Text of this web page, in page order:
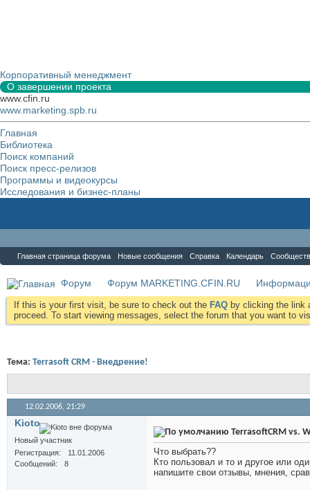
Корпоративный менеджмент
О завершении проекта
www.cfin.ru
www.marketing.spb.ru
Главная
Библиотека
Поиск компаний
Поиск пресс-релизов
Программы и видеокурсы
Исследования и бизнес-планы
Главная страница форума Новые сообщения Справка Календарь
Форум Форум MARKETING.CFIN.RU
If this is your first visit, be sure to check out the FAQ by clicking the link
proceed. To start viewing messages, select the forum that you want to
Тема: Terrasoft CRM - Внедрение!
12.02.2006, 21:29
Kioto
Новый участник
Регистрация
11.01.2006
Сообщений
8
TerrasoftCRM vs.
Что выбрать??
Кто пользовал и то и другое или
напишите свои отзывы, мнения,